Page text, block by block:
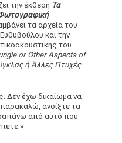
την έκθεση Τα
τα αρχεία του
και την
του
or Other Aspects of
ή Άλλες Πτυχές
Δεν έχω δικαίωμα να
ανοίξτε τα
από αυτό που